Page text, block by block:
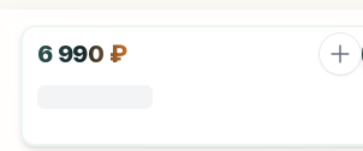
6 990 ₽